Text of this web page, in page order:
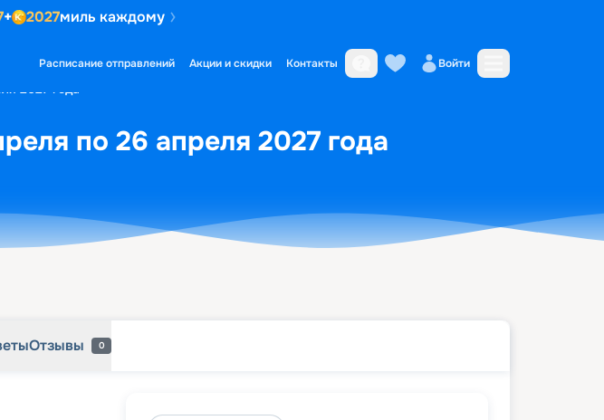
+ 2027миль каждому
Расписание отправлений Акции и скидки Контакты Войти
2027 года
по 26 апреля 2027 года
Отзывы 0